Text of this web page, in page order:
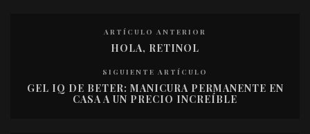
ARTÍCULO ANTERIOR
HOLA, RETINOL
SIGUIENTE ARTÍCULO
GEL IQ DE BETER: MANICURA PERMANENTE EN
CASA A UN PRECIO INCREÍBLE